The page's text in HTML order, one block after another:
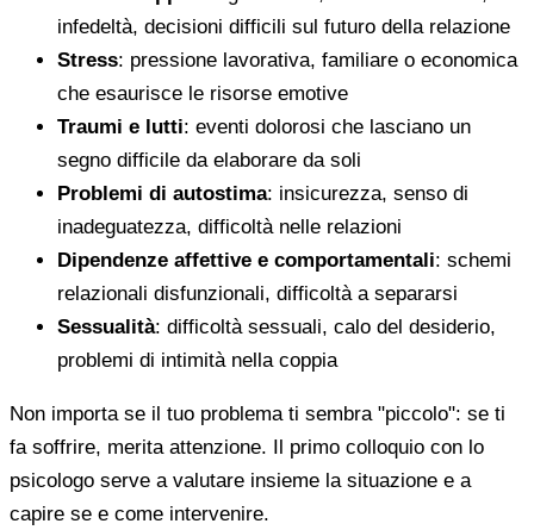
infedeltà, decisioni difficili sul futuro della relazione
Stress: pressione lavorativa, familiare o economica
che esaurisce le risorse emotive
Traumi e lutti: eventi dolorosi che lasciano un
segno difficile da elaborare da soli
Problemi di autostima: insicurezza, senso di
inadeguatezza, difficoltà nelle relazioni
Dipendenze affettive e comportamentali: schemi
relazionali disfunzionali, difficoltà a separarsi
Sessualità: difficoltà sessuali, calo del desiderio,
problemi di intimità nella coppia
Non importa se il tuo problema ti sembra "piccolo": se ti
fa soffrire, merita attenzione. Il primo colloquio con lo
psicologo serve a valutare insieme la situazione e a
capire se e come intervenire.